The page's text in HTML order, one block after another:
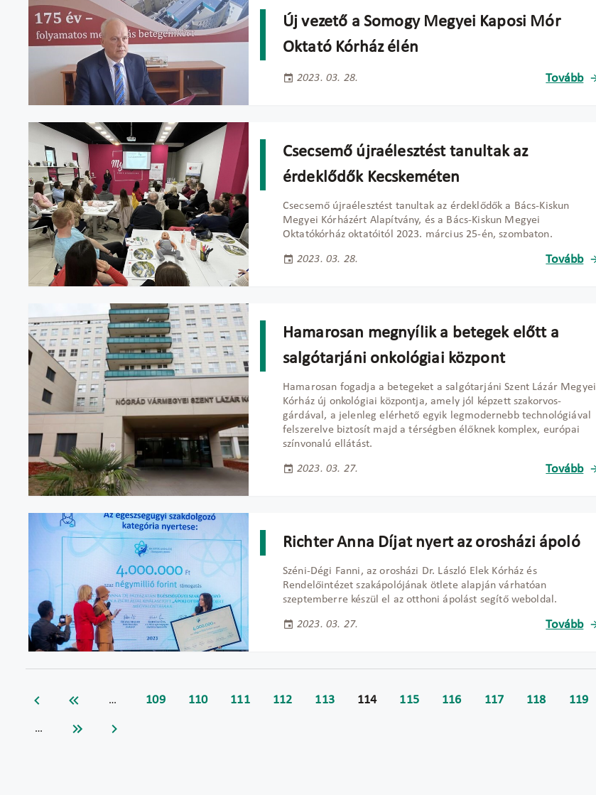
Új vezető a Somogy Megyei Kaposi Mór
Oktató Kórház élén
2023. 03. 28. Tovább
Csecsemő újraélesztést tanultak az
érdeklődők Kecskeméten
Csecsemő újraélesztést tanultak az érdeklődők a Bács-Kiskun
Megyei Kórházért Alapítvány, és a Bács-Kiskun Megyei
Oktatókórház oktatóitól 2023. március 25-én, szombaton.
2023. 03. 28. Tovább
Hamarosan megnyílik a betegek előtt a
salgótarjáni onkológiai központ
Hamarosan fogadja a betegeket a salgótarjáni Szent Lázár Megyei
Kórház új onkológiai központja, amely jól képzett szakorvos-
gárdával, a jelenleg elérhető egyik legmodernebb technológiával
felszerelve biztosít majd a térségben élőknek komplex, európai
színvonalú ellátást.
2023. 03. 27. Tovább
Richter Anna Díjat nyert az orosházi ápoló
Széni-Dégi Fanni, az orosházi Dr. László Elek Kórház és
Rendelőintézet szakápolójának ötlete alapján várhatóan
szeptemberre készül el az otthoni ápolást segítő weboldal.
2023. 03. 27. Tovább
… 109 110 111 112 113 114 115 116 117 118 119
…